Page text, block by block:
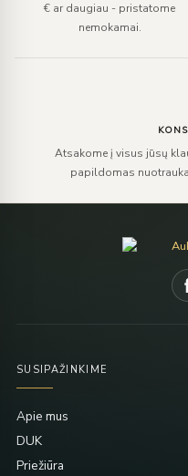
€ ar daugiau - pristatome
nemokamai.
Atsakome į visus jūsų
papildomas
SUSIPAŽINKIME
Apie mus
DUK
Priežiūra